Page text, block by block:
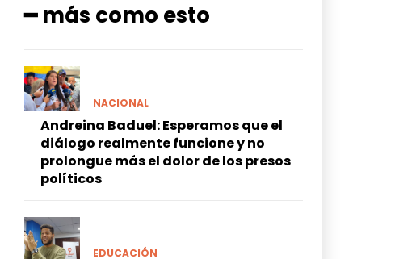
━ más como esto
NACIONAL
Andreina Baduel: Esperamos que el
diálogo realmente funcione y no
prolongue más el dolor de los presos
políticos
EDUCACIÓN